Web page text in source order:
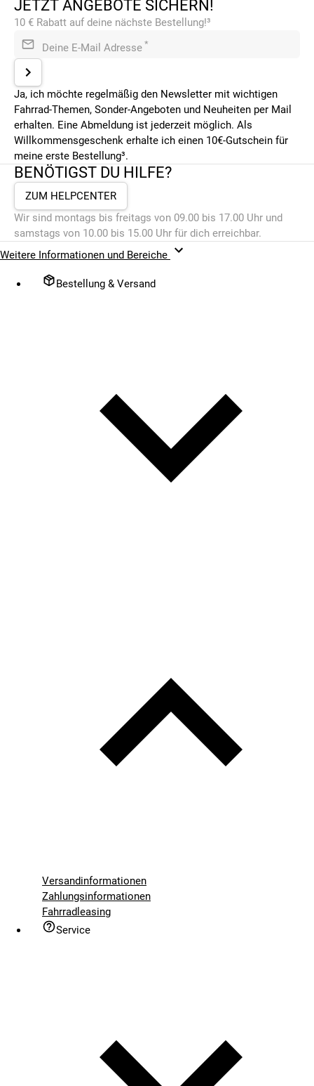
JETZT ANGEBOTE SICHERN!
10 € Rabatt auf deine nächste Bestellung!³
Deine E-Mail Adresse *
Ja, ich möchte regelmäßig den Newsletter mit wichtigen
Fahrrad-Themen, Sonder-Angeboten und Neuheiten per Mail
erhalten. Eine Abmeldung ist jederzeit möglich. Als
Willkommensgeschenk erhalte ich einen 10€-Gutschein für
meine erste Bestellung³.
BENÖTIGST DU HILFE?
ZUM HELPCENTER
Wir sind montags bis freitags von 09.00 bis 17.00 Uhr und
samstags von 10.00 bis 15.00 Uhr für dich erreichbar.
Weitere Informationen und Bereiche
Bestellung & Versand
Versandinformationen
Zahlungsinformationen
Fahrradleasing
Service